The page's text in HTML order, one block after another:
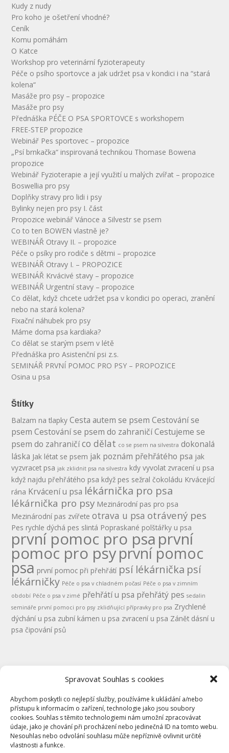
Spravovat Souhlas s cookies
Abychom poskytli co nejlepší služby, používáme k ukládání a/nebo
přístupu k informacím o zařízení, technologie jako jsou soubory
cookies. Souhlas s těmito technologiemi nám umožní zpracovávat
údaje, jako je chování při procházení nebo jedinečná ID na tomto webu.
Nesouhlas nebo odvolání souhlasu může nepříznivě ovlivnit určité
vlastnosti a funkce.
Kudy z nudy
Pro koho je ošetření vhodné?
Ceník
Komu pomáhám
O Katce
Workshop pro veterinární fyzioterapeuty
Péče o psího sportovce a jak udržet psa v kondici i na “stará
kolena“
Masáže pro psy – propozice
Masáže pro psy
Přednáška PÉČE O PSA SPORTOVCE s workshopem
FREE-STEP propozice
Webinář Pes sportovec – propozice
„Psí brnkačka“ inspirovaná technikou Thomase Bowena
propozice
Webinář Fyzioterapie a její využití u malých zvířat – propozice
Boswellia pro psy
Doplňky stravy pro lidi i psy
Bylinky nejen pro psy I. část
Propozice webinář Vánoce a Silvestr se psem
Co to ten BOWEN vlastně je?
WEBINÁŘ Otravy II. – propozice
Péče o psíky pro rodiče s dětmi – propozice
WEBINÁŘ Otravy I. – PROPOZICE
WEBINÁŘ Krvácivé stavy – propozice
WEBINÁŘ Urgentní stavy – propozice
Co dělat, když chcete udržet psa v kondici po operaci, zranění
nebo na stará kolena?
Fixační náhubek pro psy
Máme doma psa kardiaka?
Co dělat se starým psem v létě
Přednáška pro Asistenční psi z.s.
SEMINÁŘ PRVNÍ POMOC PRO PSY – PROPOZICE
Osina u psa
Štítky
Balzam na tlapky Cesta autem se psem Cestování se
psem Cestování se psem do zahraničíCestujeme se
psem do zahraničíco dělat co se psem na silvestra dokonalá
láska Jak létat se psem jak poznám přehřátého psa jak
vyzvracet psa jak zklidnit psa na silvestra kdy vyvolat zvracení u psa
když najdu přehřátého psa když pes sežral čokoládu Krvácející
rána Krvácení u psa lékárnička pro psa
lékárnička pro psy Mezinárodní pas pro psa
Mezinárodní pas zvířete otrava u psa otrávený pes
Pes rychle dýchá pes slintá Popraskané polštářky u psa
první pomoc pro psa první
pomoc pro psyprvní pomoc
psa první pomoc při přehřátí psí lékárnička psí
lékárničky Péče o psa v chladném počasí Péče o psa v zimním
období Péče o psa v zimé přehřátí u psa přehřátý pes sedalin
semináře první pomoci pro psy zklidňující přípravky pro psa Zrychlené
dýchání u psa zubní kámen u psa zvracení u psa Zánět dásní u
psa čipování psů
Kontakty
GDPR